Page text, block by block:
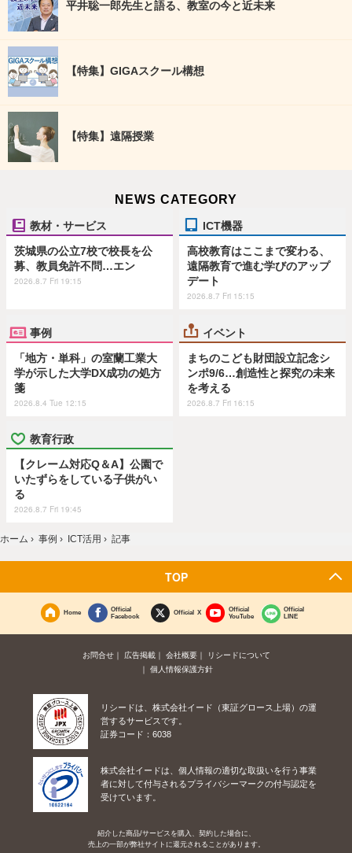
平井聡一郎先生と語る、教室の今と近未来
【特集】GIGAスクール構想
【特集】遠隔授業
NEWS CATEGORY
教材・サービス
茨城県の公立7校で校長を公
募、教員免許不問…エン
2026.8.7 Fri 19:15
ICT機器
高校教育はここまで変わる、
遠隔教育で進む学びのアップ
デート
2026.8.7 Fri 15:15
事例
「地方・単科」の室蘭工業大
学が示した大学DX成功の処方
箋
2026.8.4 Tue 12:15
イベント
まちのこども財団設立記念シ
ンポ9/6…創造性と探究の未来
を考える
2026.8.7 Fri 16:15
教育行政
【クレーム対応Q＆A】公園で
いたずらをしている子供がい
る
2026.8.7 Fri 19:45
ホーム › 事例 › ICT活用 › 記事
TOP
Home
Official
Facebook
Official X
Official
YouTube
Official
LINE
お問合せ 広告掲載 会社概要
リシードについて
個人情報保護方針
リシードは、株式会社イード（東証グロース上場）の運
営するサービスです。
証券コード：6038
株式会社イードは、個人情報の適切な取扱いを行う事業
者に対して付与されるプライバシーマークの付与認定を
受けています。
紹介した商品/サービスを購入、契約した場合に、
売上の一部が弊社サイトに還元されることがあります。